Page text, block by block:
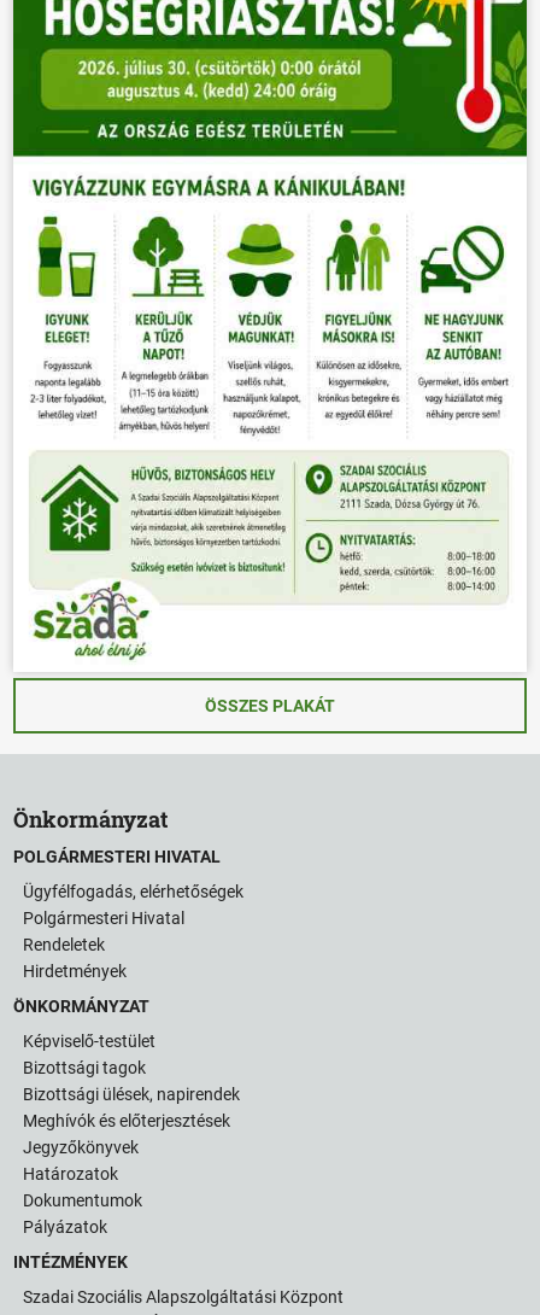
ÖSSZES PLAKÁT
Önkormányzat
POLGÁRMESTERI HIVATAL
Ügyfélfogadás, elérhetőségek
Polgármesteri Hivatal
Rendeletek
Hirdetmények
ÖNKORMÁNYZAT
Képviselő-testület
Bizottsági tagok
Bizottsági ülések, napirendek
Meghívók és előterjesztések
Jegyzőkönyvek
Határozatok
Dokumentumok
Pályázatok
INTÉZMÉNYEK
Szadai Szociális Alapszolgáltatási Központ